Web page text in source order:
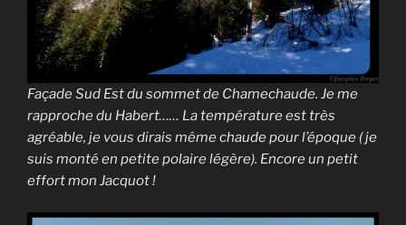
Façade Sud Est du sommet de Chamechaude. Je me
rapproche du Habert…… La température est très
agréable, je vous dirais même chaude pour l’époque ( je
suis monté en petite polaire légère). Encore un petit
effort mon Jacquot !